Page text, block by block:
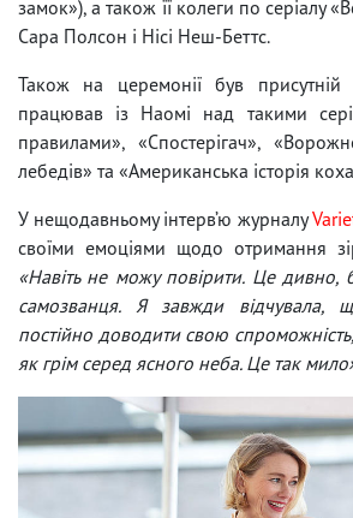
замок»), а також її колеги по серіалу
Сара Полсон і Нісі Неш-Беттс.
Також на церемонії був
працював із Наомі над такими
правилами», «Спостерігач»,
лебедів» та «Американська історія
У нещодавньому інтерв’ю журналу
своїми емоціями щодо отримання
«Навіть не можу повірити. Це
самозванця. Я завжди відчувала,
постійно доводити свою
як грім серед ясного неба. Це так